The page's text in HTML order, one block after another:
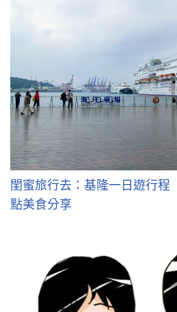
閨蜜旅行去：基隆一日遊行程
點美食分享